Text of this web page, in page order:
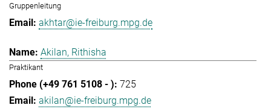
Gruppenleitung
akhtar@ie-freiburg.mpg.de
Akilan, Rithisha
Praktikant
725
akilan@ie-freiburg.mpg.de